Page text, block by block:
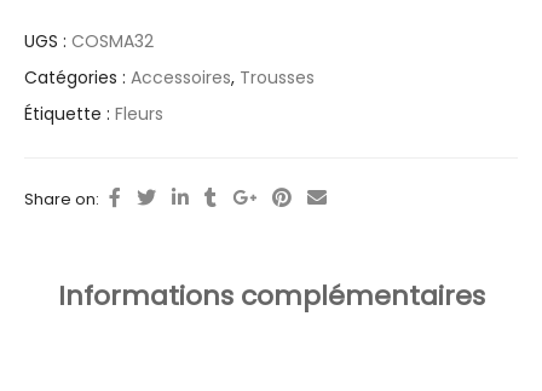
UGS : COSMA32
Catégories : Accessoires, Trousses
Étiquette : Fleurs
Share on:
Informations complémentaires